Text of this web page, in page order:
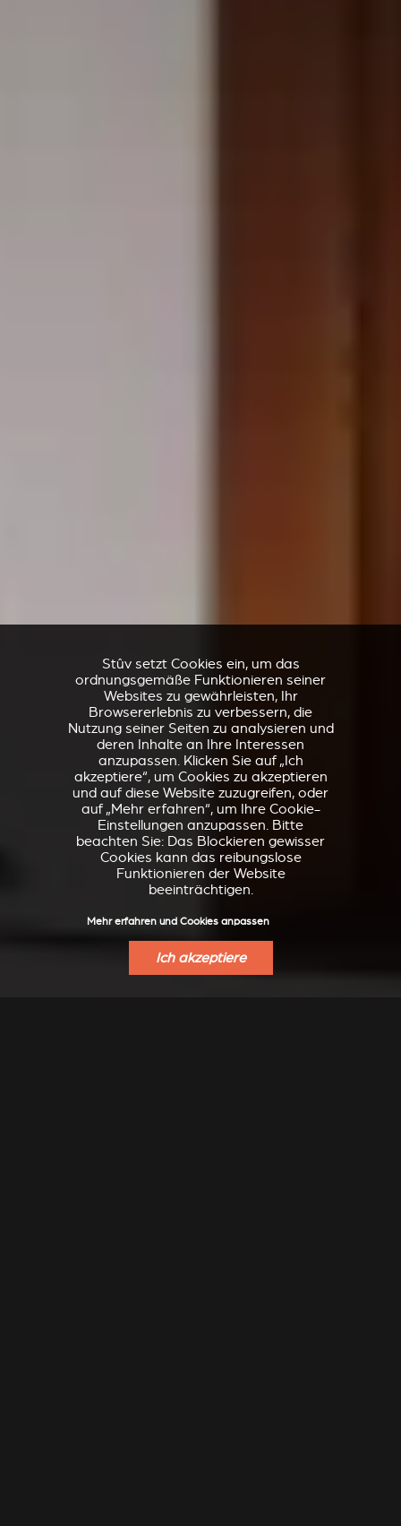
Stûv setzt Cookies ein, um das
ordnungsgemäße Funktionieren seiner
Websites zu gewährleisten, Ihr
Browsererlebnis zu verbessern, die
Nutzung seiner Seiten zu analysieren und
deren Inhalte an Ihre Interessen
anzupassen. Klicken Sie auf „Ich
akzeptiere“, um Cookies zu akzeptieren
und auf diese Website zuzugreifen, oder
auf „Mehr erfahren“, um Ihre Cookie-
Einstellungen anzupassen. Bitte
beachten Sie: Das Blockieren gewisser
Cookies kann das reibungslose
Funktionieren der Website
beeinträchtigen.
Mehr erfahren und Cookies anpassen
Ich akzeptiere